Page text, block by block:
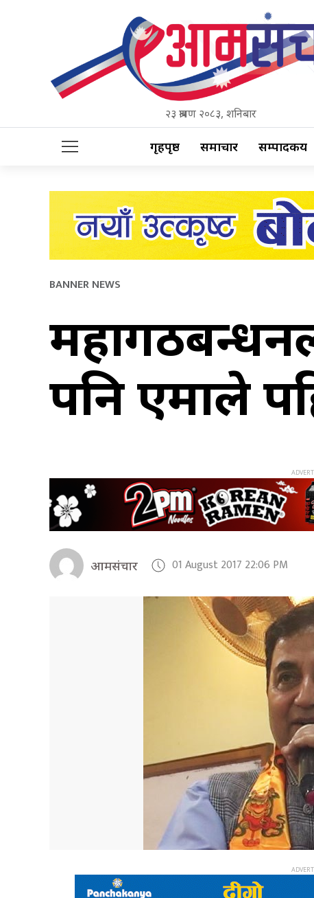
२३ श्रावण २०८३, शनिबार
गृहपृष्ठ समाचार सम्पादकीय
BANNER NEWS
पनि एमाले
आमसंचार 01 August 2017 22:06 PM